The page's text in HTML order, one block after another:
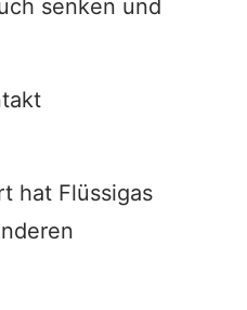
senken und
hat Flüssigas